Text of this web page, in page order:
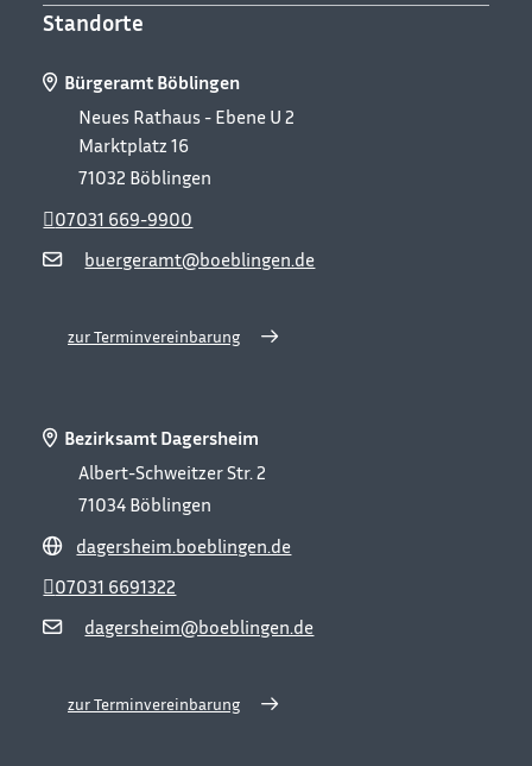
Standorte
Bürgeramt Böblingen
Neues Rathaus - Ebene U 2
Marktplatz 16
71032 Böblingen
buergeramt@boeblingen.de
07031 669-9900
zur Terminvereinbarung
Bezirksamt Dagersheim
Albert-Schweitzer Str. 2
71034 Böblingen
dagersheim.boeblingen.de
dagersheim@boeblingen.de
07031 6691322
zur Terminvereinbarung